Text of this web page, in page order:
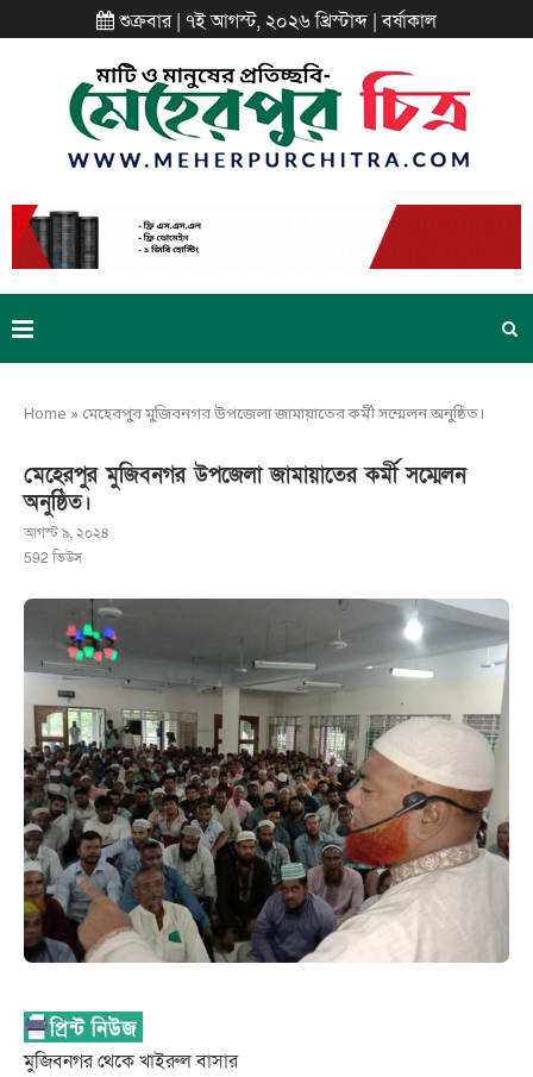
শুক্রবার | ৭ই আগস্ট, ২০২৬ খ্রিস্টাব্দ | বর্ষাকাল
Home » মেহেরপুর মুজিবনগর উপজেলা জামায়াতের কর্মী সম্মেলন অনুষ্ঠিত।
মেহেরপুর মুজিবনগর উপজেলা জামায়াতের কর্মী সম্মেলন
অনুষ্ঠিত।
আগস্ট ৯, ২০২৪
592ভিউস
মুজিবনগর থেকে খাইরুল বাসার